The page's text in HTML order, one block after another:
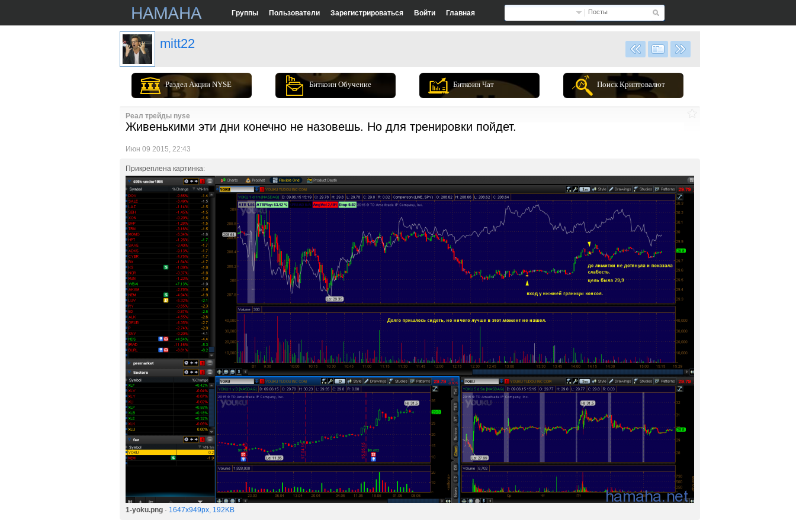
Посты
Группы Пользователи Зарегистрироваться Войти Главная
mitt22
Раздел Акции NYSE Биткоин Обучение Биткоин Чат Поиск Криптовалют
Реал трейды nyse
Живенькими эти дни конечно не назовешь. Но для тренировки пойдет.
Июн 09 2015, 22:43
Прикреплена картинка:
1-yoku.png · 1647x949px, 192KB